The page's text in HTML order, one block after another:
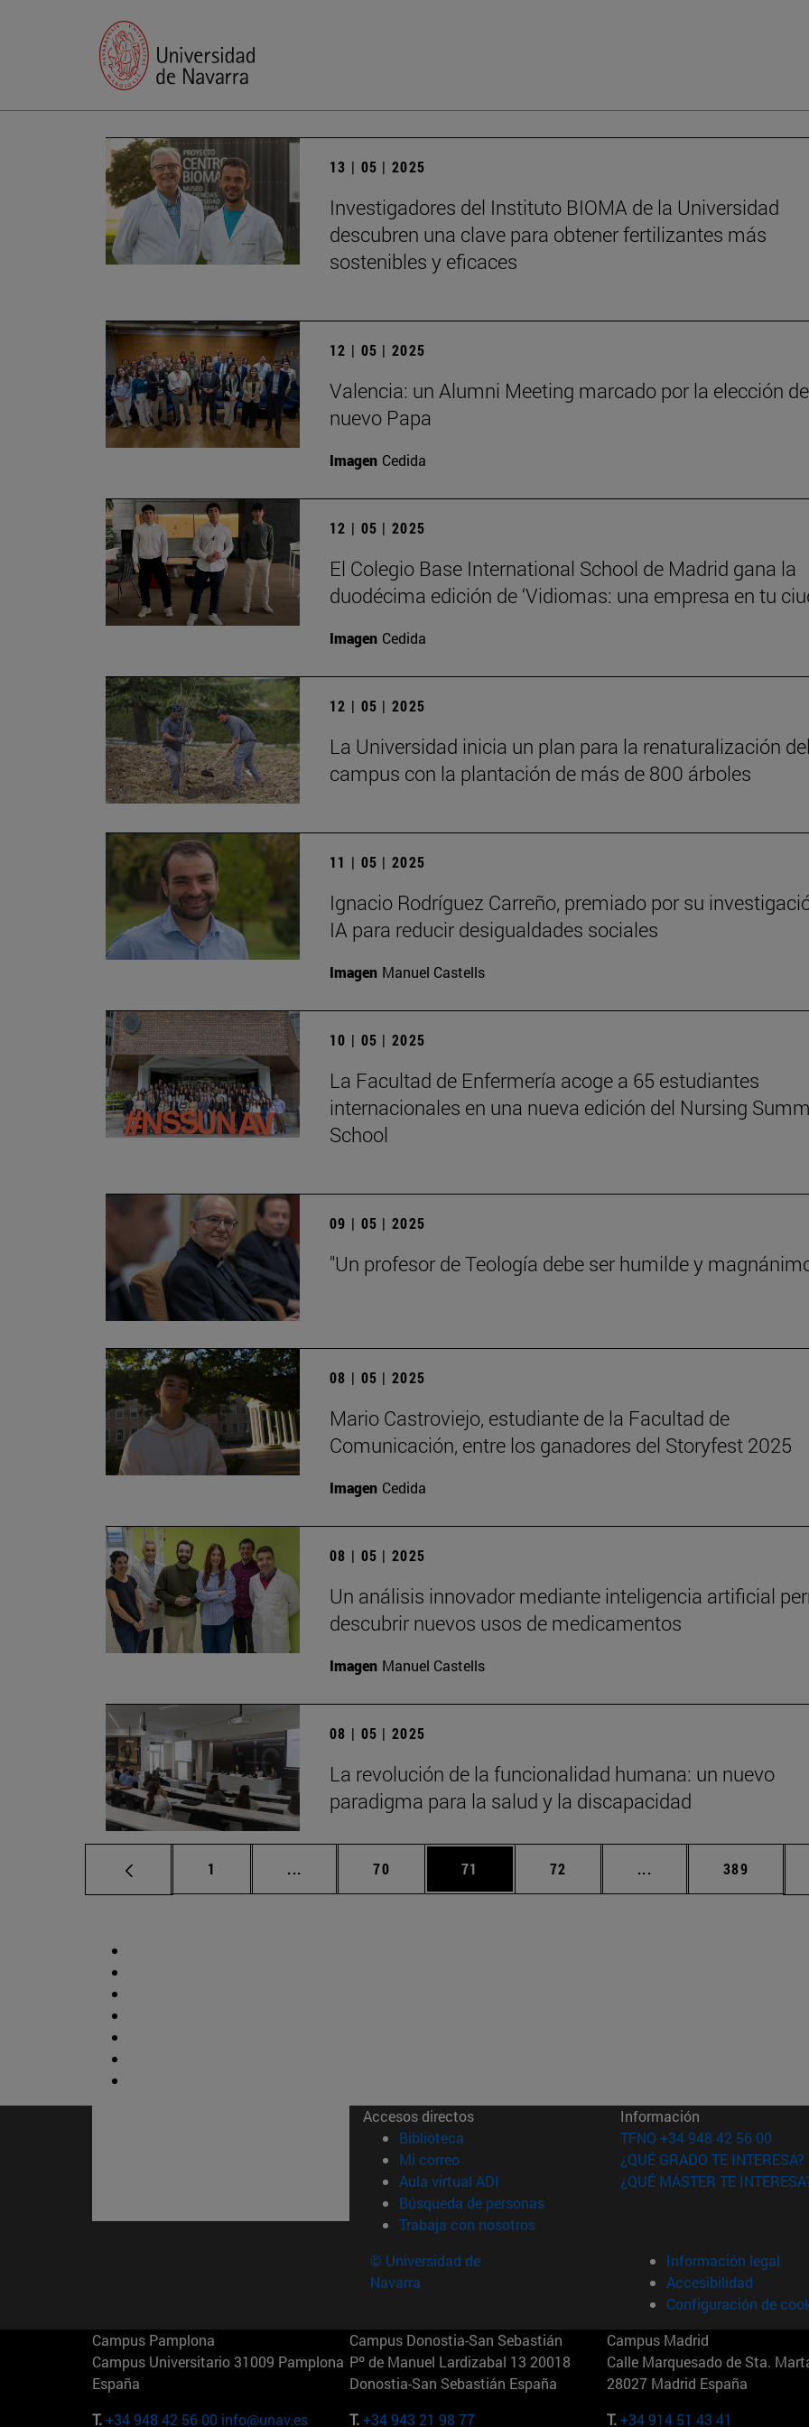
13 | 05 | 2025
Investigadores del Instituto BIOMA de la Universidad
descubren una clave para obtener fertilizantes más
sostenibles y eficaces
12 | 05 | 2025
Valencia: un Alumni Meeting marcado por la elección
nuevo Papa
Imagen Cedida
12 | 05 | 2025
El Colegio Base International School de Madrid gana la
duodécima edición de ‘Vidiomas: una empresa en tu
Imagen Cedida
12 | 05 | 2025
La Universidad inicia un plan para la renaturalización del
campus con la plantación de más de 800 árboles
11 | 05 | 2025
Ignacio Rodríguez Carreño, premiado por su
IA para reducir desigualdades sociales
Imagen Manuel Castells
10 | 05 | 2025
La Facultad de Enfermería acoge a 65 estudiantes
internacionales en una nueva edición del Nursing
School
09 | 05 | 2025
"Un profesor de Teología debe ser humilde y
08 | 05 | 2025
Mario Castroviejo, estudiante de la Facultad de
Comunicación, entre los ganadores del Storyfest 2025
Imagen Cedida
08 | 05 | 2025
Un análisis innovador mediante inteligencia artificial
descubrir nuevos usos de medicamentos
Imagen Manuel Castells
08 | 05 | 2025
La revolución de la funcionalidad humana: un nuevo
paradigma para la salud y la discapacidad
Página
1 ... Páginas intermedias Use TAB para desplazarse.
Página
70 Página
71 Página
72 ... Páginas intermedias
Página
389
Accesos directos
Biblioteca (abre en nueva ventana)
Mi correo(abre en nueva ventana)
Aula virtual ADI (abre en nueva ventana)
Búsqueda de personas(abre en nueva ventana)
Trabaja con nosotros(abre en nueva ventana)
Información
TFNO +34 948 42 56 00
¿QUÉ GRADO TE INTERESA?
¿QUÉ MÁSTER TE
© Universidad de
Navarra
Información legal
Accesibilidad
Configuración de
Campus Pamplona
Campus Universitario 31009 Pamplona
España
T.+34 948 42 56 00 info@unav.es
Campus Donostia-San Sebastián
Pº de Manuel Lardizabal 13 20018
Donostia-San Sebastián España
T.+34 943 21 98 77
Campus Madrid
Calle Marquesado de Sta.
28027 Madrid España
T.+34 914 51 43 41